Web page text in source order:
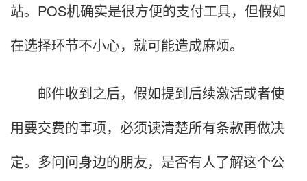
站。POS机确实是很方便的支付工具，但假如
在选择环节不小心，就可能造成麻烦。
邮件收到之后，假如提到后续激活或者使
用要交费的事项，必须读清楚所有条款再做决
定。多问问身边的朋友，是否有人了解这个公